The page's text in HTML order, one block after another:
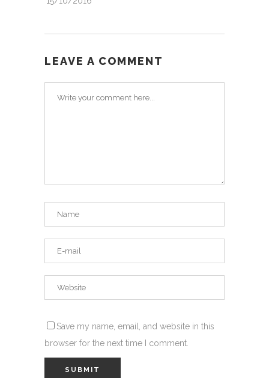
LEAVE A COMMENT
Save my name, email, and website in this
browser for the next time I comment.